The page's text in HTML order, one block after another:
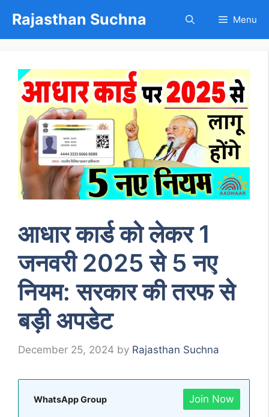
content
Rajasthan Suchna Menu
आधार कार्ड को लेकर 1
जनवरी 2025 से 5 नए
नियम: सरकार की तरफ से
बड़ी अपडेट
December 25, 2024 by Rajasthan Suchna
WhatsApp Group Join Now